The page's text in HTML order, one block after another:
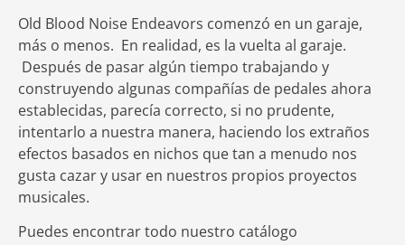
Old Blood Noise Endeavors comenzó en un garaje,
más o menos. En realidad, es la vuelta al garaje.
Después de pasar algún tiempo trabajando y
construyendo algunas compañías de pedales ahora
establecidas, parecía correcto, si no prudente,
intentarlo a nuestra manera, haciendo los extraños
efectos basados en nichos que tan a menudo nos
gusta cazar y usar en nuestros propios proyectos
musicales.
Puedes encontrar todo nuestro catálogo